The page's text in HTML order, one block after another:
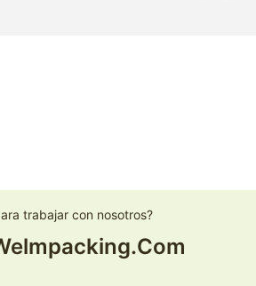
trabajar con nosotros?